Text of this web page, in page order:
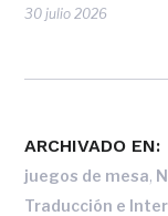
30 julio 2026
ARCHIVADO EN:
juegos de mesa,
Traducción e